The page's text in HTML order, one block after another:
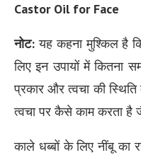
Castor Oil for Face
नोट: यह कहना मुश्किल है
लिए इन उपायों में कितना
प्रकार और त्वचा की
त्वचा पर कैसे काम करता है
काले धब्बों के लिए नींबू का